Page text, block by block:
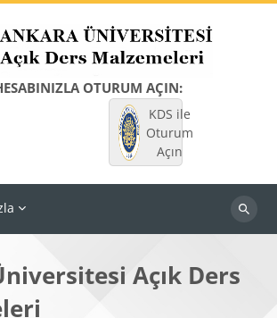
OTURUM AÇIN:
KDS ile
Oturum
Açın
Dersleri
Açık Ders